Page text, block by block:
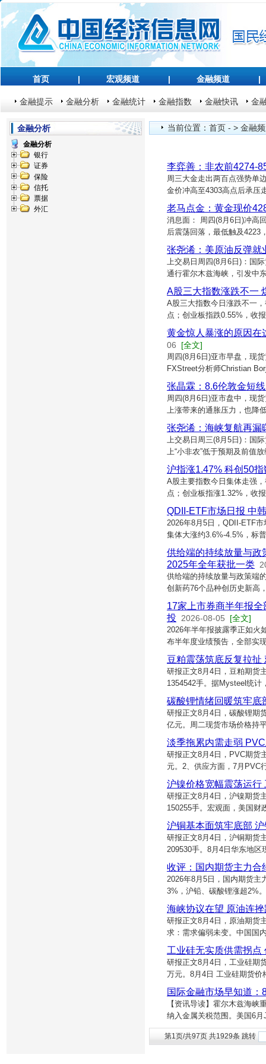
首页 | 宏观频道 | 金融频道 |
金融提示 金融分析 金融统计 金融指数 金融快讯 金
金融分析
金融分析
银行
证券
保险
信托
票据
外汇
当前位置： 首页 - > 金融
李弈善：非农前4274-
周三大金走出两百点强势单
金价冲高至4303高点后承压
老马点金：黄金现价
消息面： 周四(8月6日)冲高
后震荡回落，最低触及
张尧浠：美原油反弹就
上交易日周四(8月6日)：国
通行霍尔木兹海峡，引发中
A股三大指数涨跌不一
A股三大指数今日涨跌不一
点；创业板指跌0.55%，收
黄金惊人暴涨的原因在
06 [全文]
周四(8月6日)亚市早盘，现
FXStreet分析师Christian
张晶霖：8.6伦敦金短
周四(8月6日)亚市盘中，现
上涨带来的通胀压力，也降
张尧浠：海峡复航再漏
上交易日周三(8月5日)：国
上“小非农”低于预期及前值
沪指涨1.47% 科创50
A股主要指数今日集体走强
点；创业板指涨1.32%，收
QDII-ETF市场日报 中
2026年8月5日，QDII-ETF
集体大涨约3.6%-4.5%，标
供给端的持续放量与政
2025年全年获批一类
供给端的持续放量与政策端
创新药76个品种创历史新高
17家上市券商半年报
投
2026-08-05 [全文]
2026年半年报披露季正如火
布半年度业绩预告，全部实
豆粕震荡筑底反复拉扯
研报正文8月4日，豆粕期货
1354542手。据Mysteel统
碳酸锂情绪回暖筑牢底
研报正文8月4日，碳酸锂期
亿元。周二现货市场价格持
淡季拖累内需走弱
研报正文8月4日，PVC期货
元。2、供应方面，7月PVC
沪镍价格宽幅震荡运行
研报正文8月4日，沪镍期货
150255手。宏观面，美国
沪铜基本面筑牢底部
研报正文8月4日，沪铜期货
209530手。8月4日华东地
收评：国内期货主力合
2026年8月5日，国内期货主
3%，沪铅、碳酸锂涨超2%
海峡协议在望 原油连
研报正文8月4日，原油期货
求：需求偏弱未变。中国国
工业硅无实质供需拐点
研报正文8月4日，工业硅期
万元。8月4日 工业硅期货
国际金融市场早知道：
【资讯导读】霍尔木兹海
纳入金属关税范围。美国6
第1页/共97页 共1929条 跳转